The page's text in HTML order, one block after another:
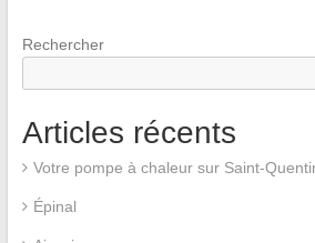
Rechercher
Articles récents
Votre pompe à chaleur sur Saint-
Épinal